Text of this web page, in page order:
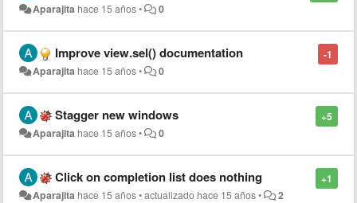
Aparajita hace 15 años• 0
-1
Improve view.sel() documentation
Aparajita hace 15 años• 0
+5
Stagger new windows
Aparajita hace 15 años• 0
+1
Click on completion list does nothing
Aparajita hace 15 años•actualizado hace 15 años• 2